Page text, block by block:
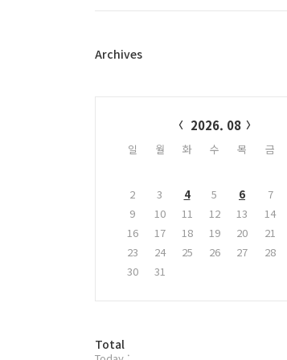
플
Archives
2026. 08
일 월 화 수 목 금
2
3 4 5 6 7
9
10 11 12 13 14
16
17 18 19 20 21
23
24 25 26 27 28
30
31
방
Total